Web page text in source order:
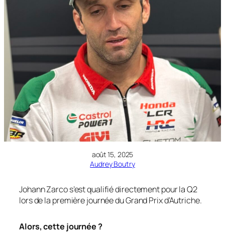
août 15, 2025
Audrey Boutry
Johann Zarco s’est qualifié directement pour la Q2
lors de la première journée du Grand Prix d’Autriche.
Alors, cette journée ?